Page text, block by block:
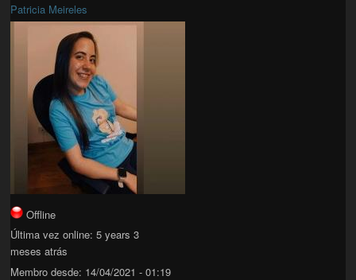
Patricia Meireles
Offline
Última vez online: 5 years 3
meses atrás
Membro desde: 14/04/2021 - 01:19